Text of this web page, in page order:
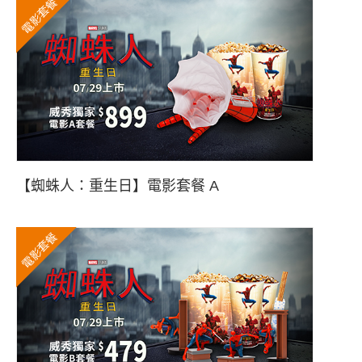
電影套餐
【蜘蛛人：重生日】電影套餐 A
電影套餐